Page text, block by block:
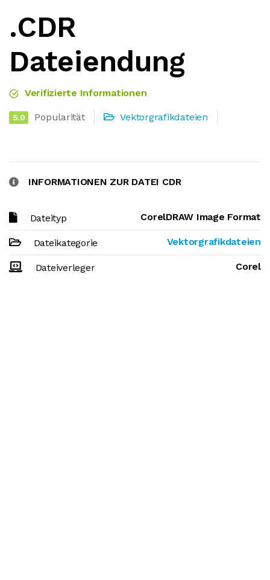
.CDR
Dateiendung
Verifizierte Informationen
5.0 Popularität Vektorgrafikdateien
INFORMATIONEN ZUR DATEI CDR
Dateityp CorelDRAW Image Format
Dateikategorie Vektorgrafikdateien
Dateiverleger Corel